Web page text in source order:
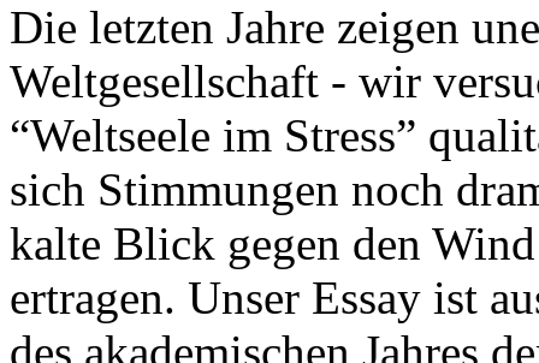
Die letzten Jahre zeigen
Weltgesellschaft - wir
“Weltseele im Stress”
sich Stimmungen noch
kalte Blick gegen den
ertragen. Unser Essay ist
des akademischen Jahres